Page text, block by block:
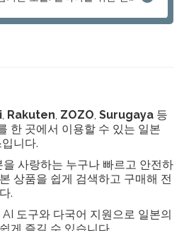
Rakuten ZOZO Surugaya 등
한 곳에서 이용할 수 있는 일본
니다.
사랑하는 누구나 빠르고 안전하
상품을 쉽게 검색하고 구매해 전
.
AI 도구와 다국어 지원으로 일본의
게 즐길 수 있습니다.